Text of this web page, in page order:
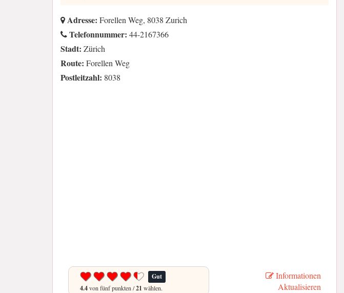
Adresse: Forellen Weg, 8038 Zurich
Telefonnummer: 44-2167366
Stadt: Zürich
Route: Forellen Weg
Postleitzahl: 8038
Gut
4.4von fünf punkten /21 wählen.
Informationen
Aktualisieren